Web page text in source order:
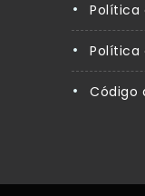
Política
Política
Código